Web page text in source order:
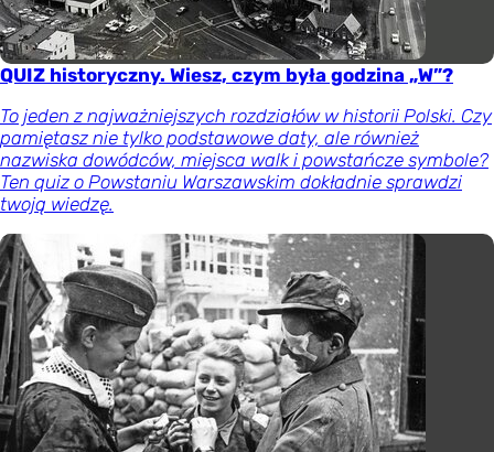
QUIZ historyczny. Wiesz, czym była godzina „W”?
To jeden z najważniejszych rozdziałów w historii Polski. Czy
pamiętasz nie tylko podstawowe daty, ale również
nazwiska dowódców, miejsca walk i powstańcze symbole?
Ten quiz o Powstaniu Warszawskim dokładnie sprawdzi
twoją wiedzę.